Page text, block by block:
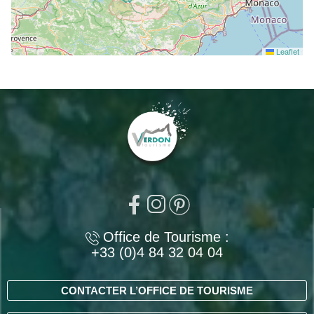
Leaflet
Office de Tourisme :
+33 (0)4 84 32 04 04
CONTACTER L’OFFICE DE TOURISME